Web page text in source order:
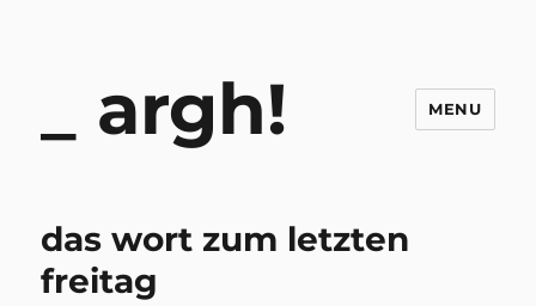
argh! MENU
das wort zum letzten
freitag